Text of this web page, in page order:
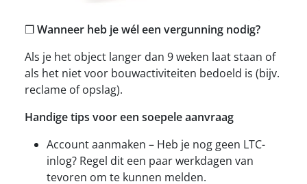
❒Wanneer heb je wél een vergunning nodig?
Als je het object langer dan 9 weken laat staan of
als het niet voor bouwactiviteiten bedoeld is (bijv.
reclame of opslag).
Handige tips voor een soepele aanvraag
Account aanmaken – Heb je nog geen LTC-
inlog? Regel dit een paar werkdagen van
tevoren om te kunnen melden.